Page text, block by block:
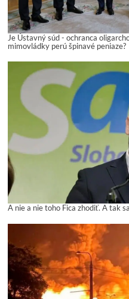
Je Ústavný súd - ochranca
mimovládky perú špinavé peniaze?
A nie a nie toho Fica zhodiť. A tak